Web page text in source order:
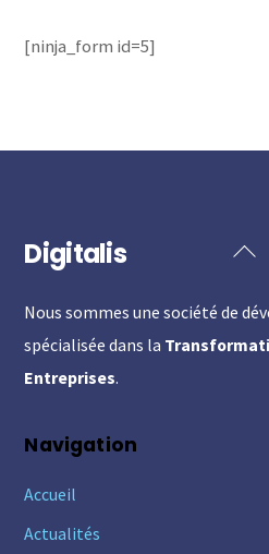
[ninja_form id=5]
Back
Digitalis
Nous sommes une société de
spécialisée dans la
Entreprises.
Navigation
Accueil
Actualités